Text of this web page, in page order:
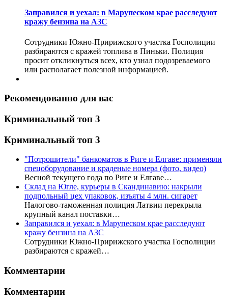
Заправился и уехал: в Марупеском крае расследуют
кражу бензина на АЗС
Сотрудники Южно-Пририжского участка Госполиции
разбираются с кражей топлива в Пиньки. Полиция
просит откликнуться всех, кто узнал подозреваемого
или располагает полезной информацией.
Рекомендованно для вас
Криминальный топ 3
Криминальный топ 3
"Потрошители" банкоматов в Риге и Елгаве: применяли
спецоборудование и краденые номера (фото, видео)
Весной текущего года по Риге и Елгаве…
Склад на Югле, курьеры в Скандинавию: накрыли
подпольный цех упаковок, изъяты 4 млн. сигарет
Налогово-таможенная полиция Латвии перекрыла
крупный канал поставки…
Заправился и уехал: в Марупеском крае расследуют
кражу бензина на АЗС
Сотрудники Южно-Пририжского участка Госполиции
разбираются с кражей…
Комментарии
Комментарии